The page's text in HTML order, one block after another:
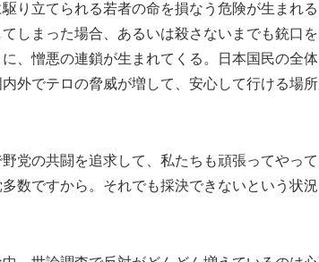
り立てられる若者の命を損なう危険が生まれ
しまった場合、あるいは殺さないまでも銃口
に、憎悪の連鎖が生まれてくる。日本国民の全
内外でテロの脅威が増して、安心して行ける場
党の共闘を追求して、私たちも頑張ってやっ
多数ですから。それでも採決できないという状